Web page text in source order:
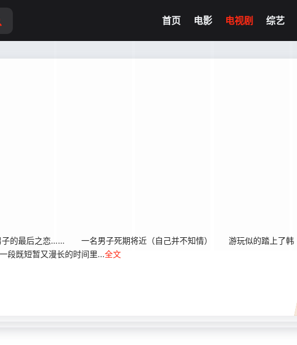
首页 电影 电视剧 综艺
最后之恋…… 一名男子死期将近（自己并不知情） 游玩似的踏上了韩
既短暂又漫长的时间里...全文